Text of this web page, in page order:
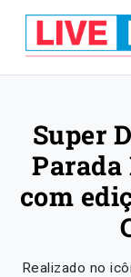
Super
Parada
com
Realizado no